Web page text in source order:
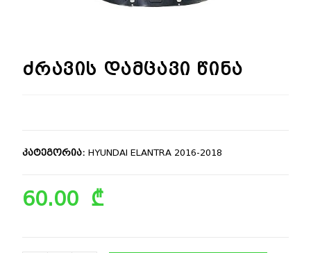
ძრავის დამცავი წინა
კატეგორია:HYUNDAI ELANTRA 2016-2018
60.00 ₾